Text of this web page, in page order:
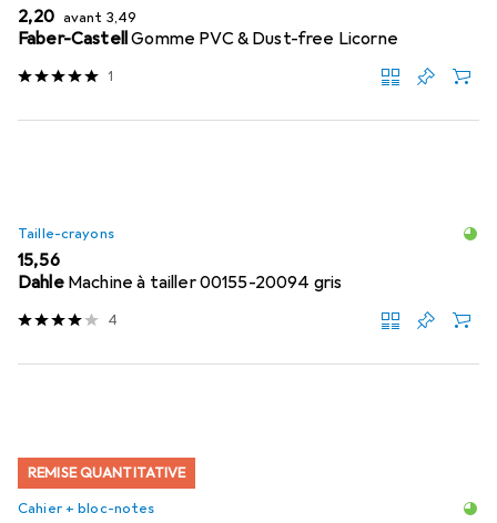
EUR
2,20 avant EUR
3,49
Faber-CastellGomme PVC & Dust-free Licorne
1
Taille-crayons
EUR
15,56
Dahle Machine à tailler 00155-20094 gris
4
REMISE QUANTITATIVE
Cahier + bloc-notes